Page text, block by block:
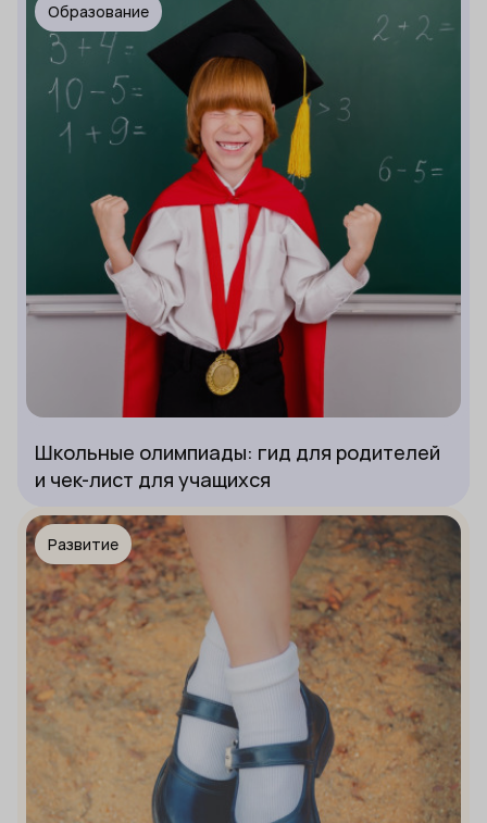
Образование
Школьные олимпиады: гид для родителей
и чек-лист для учащихся
Развитие